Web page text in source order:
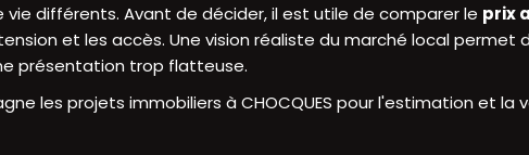
différents. Avant de décider, il est utile de comparer le prix
et les accès. Une vision réaliste du marché local permet
présentation trop flatteuse.
les projets immobiliers à CHOCQUES pour l'estimation et la